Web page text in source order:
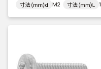
寸法(mm)d M2 寸法(mm)L